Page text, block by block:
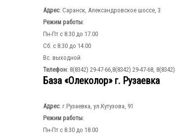
Адрес: Саранск, Александровское шоссе, 3
Режим работы:
Пн-Пт с 8.30 до 17.00
Сб. с 8.30 до 14.00
Вс. выходной
Телефон: 8(8342) 29-47-66,8(8342) 29-47-68,
База «Олеколор» г. Рузаевка
Адрес: г.Рузаевка, ул.Кутузова, 91
Режим работы:
Пн-Пт с 8.30 до 18.00